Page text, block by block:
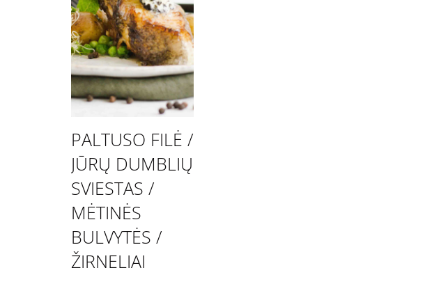
PALTUSO FILĖ /
JŪRŲ DUMBLIŲ
SVIESTAS /
MĖTINĖS
BULVYTĖS /
ŽIRNELIAI